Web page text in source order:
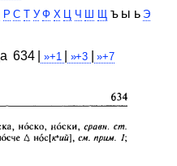
Р С Т У Ф Х Ц Ч Ш Щ ъ ы ь Э
634 | »+1 | »+3 | »+7